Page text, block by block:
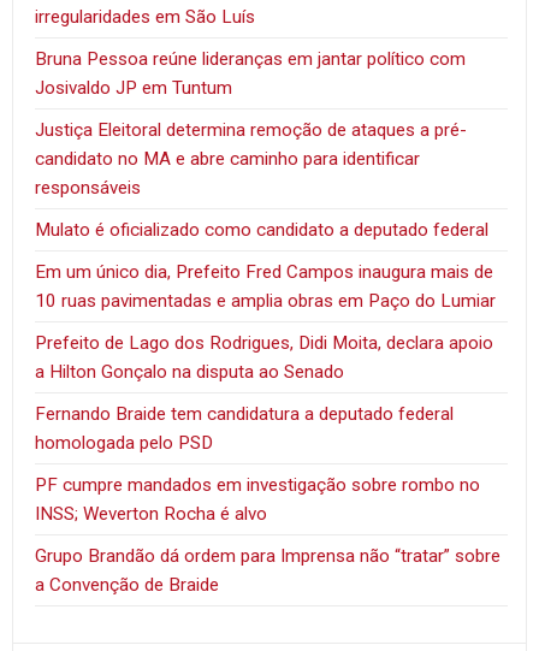
irregularidades em São Luís
Bruna Pessoa reúne lideranças em jantar político com
Josivaldo JP em Tuntum
Justiça Eleitoral determina remoção de ataques a pré-
candidato no MA e abre caminho para identificar
responsáveis
Mulato é oficializado como candidato a deputado federal
Em um único dia, Prefeito Fred Campos inaugura mais de
10 ruas pavimentadas e amplia obras em Paço do Lumiar
Prefeito de Lago dos Rodrigues, Didi Moita, declara apoio
a Hilton Gonçalo na disputa ao Senado
Fernando Braide tem candidatura a deputado federal
homologada pelo PSD
PF cumpre mandados em investigação sobre rombo no
INSS; Weverton Rocha é alvo
Grupo Brandão dá ordem para Imprensa não “tratar” sobre
a Convenção de Braide